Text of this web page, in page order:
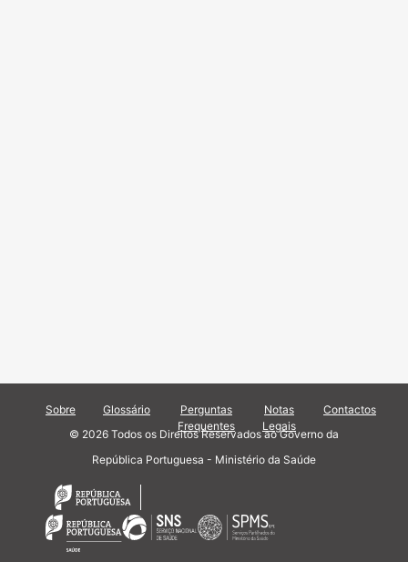
Sobre Glossário
Perguntas
Frequentes
Notas
Legais
Contactos
© 2026 Todos os Direitos Reservados ao Governo da
República Portuguesa - Ministério da Saúde